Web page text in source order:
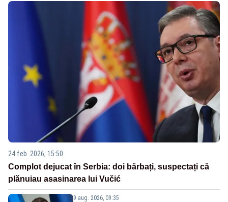
24 feb. 2026, 15:50
Complot dejucat în Serbia: doi bărbați, suspectați că
plănuiau asasinarea lui Vučić
9 aug. 2026, 09:35